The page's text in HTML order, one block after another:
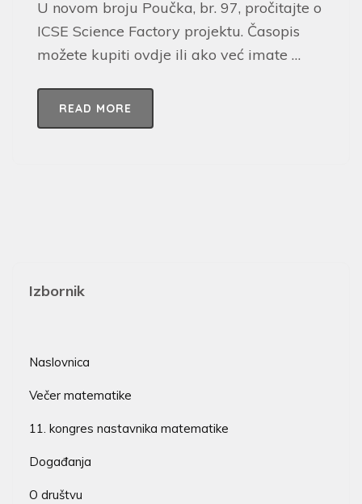
U novom broju Poučka, br. 97, pročitajte o
ICSE Science Factory projektu. Časopis
možete kupiti ovdje ili ako već imate …
READ MORE
Izbornik
Naslovnica
Večer matematike
11. kongres nastavnika matematike
Događanja
O društvu